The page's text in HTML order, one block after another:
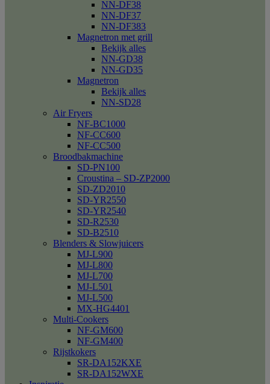
NN-DF38
NN-DF37
NN-DF383
Magnetron met grill
Bekijk alles
NN-GD38
NN-GD35
Magnetron
Bekijk alles
NN-SD28
Air Fryers
NF-BC1000
NF-CC600
NF-CC500
Broodbakmachine
SD-PN100
Croustina – SD-ZP2000
SD-ZD2010
SD-YR2550
SD-YR2540
SD-R2530
SD-B2510
Blenders & Slowjuicers
MJ-L900
MJ-L800
MJ-L700
MJ-L501
MJ-L500
MX-HG4401
Multi-Cookers
NF-GM600
NF-GM400
Rijstkokers
SR-DA152KXE
SR-DA152WXE